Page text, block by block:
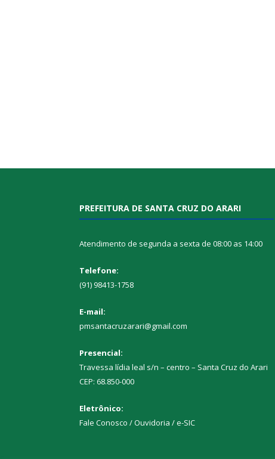
PREFEITURA DE SANTA CRUZ DO ARARI
Atendimento de segunda a sexta de 08:00 as 14:00
Telefone:
(91) 98413-1758
E-mail:
pmsantacruzarari@gmail.com
Presencial:
Travessa lídia leal s/n – centro – Santa Cruz do Arari
CEP: 68.850-000
Eletrônico:
Fale Conosco / Ouvidoria / e-SIC